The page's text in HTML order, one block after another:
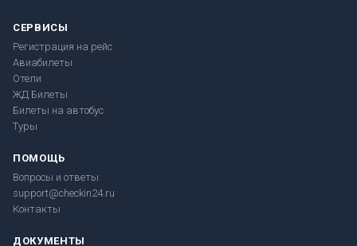
СЕРВИСЫ
Регистрация на рейс
Авиабилеты
Отели
ЖД Билеты
Билеты на автобус
Туры
ПОМОЩЬ
Вопросы и ответы
support@checkin24.ru
Контакты
ДОКУМЕНТЫ